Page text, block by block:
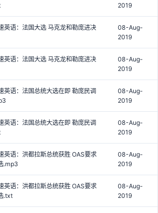
2019
英语：法国大选 马克龙和勒庞进决
08-Aug-
2019
英语：法国大选 马克龙和勒庞进决
08-Aug-
2019
英语：法国总统大选在即 勒庞民调
08-Aug-
2019
英语：法国总统大选在即 勒庞民调
08-Aug-
2019
英语：洪都拉斯总统获胜 OAS要求
.mp3
08-Aug-
2019
英语：洪都拉斯总统获胜 OAS要求
.txt
08-Aug-
2019